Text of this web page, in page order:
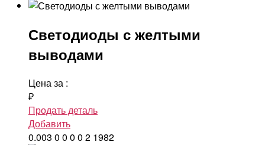
Светодиоды с желтыми
выводами
Цена за :
₽
Продать деталь
Добавить
0.003 0 0 0 0 2 1982